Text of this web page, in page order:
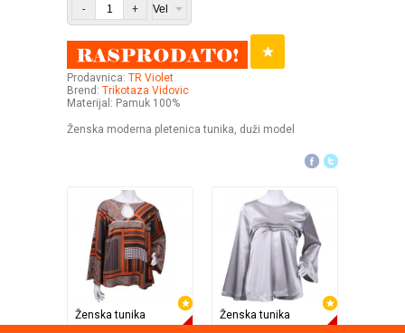
- +
Prodavnica: TR Violet
Brend: Trikotaza Vidovic
Materijal: Pamuk 100%
Ženska moderna pletenica tunika, duži model
Ženska tunika Ženska tunika